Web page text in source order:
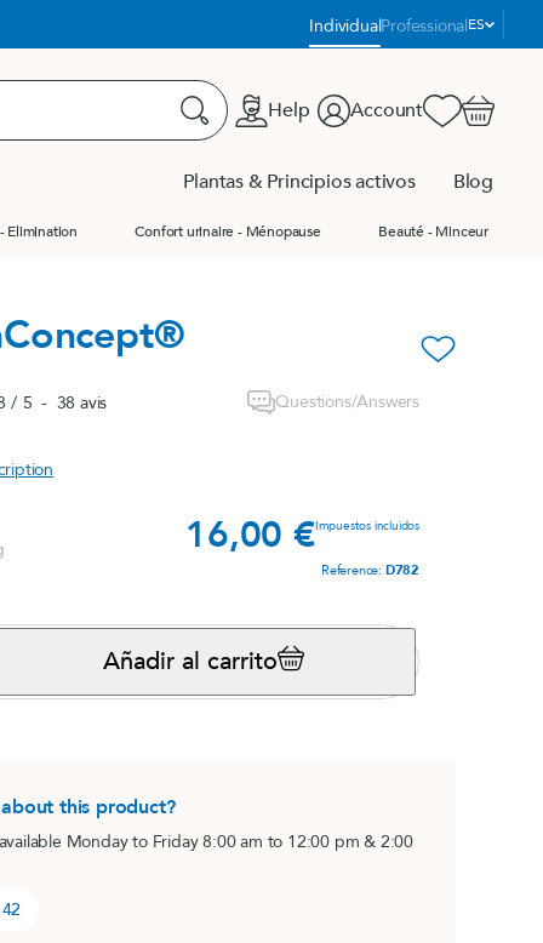
IndividualProfessional
Idioma:
ES
Buscar
Help AccountFavorites
Carrito
View product
Plantas & Principios activos Blog
Elimination Confort urinaire - Ménopause Beauté - Minceur
favorite_border
/ 5 - 38avis Questions/Answers
Precio
16,00 €Impuestos incluidos
Reference: D782
Añadir al carrito
this product?
Monday to Friday 8:00 am to 12:00 pm & 2:00